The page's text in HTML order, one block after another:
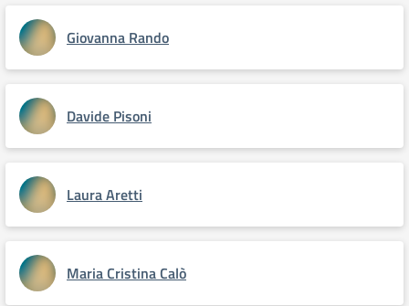
Giovanna Rando
Davide Pisoni
Laura Aretti
Maria Cristina Calò